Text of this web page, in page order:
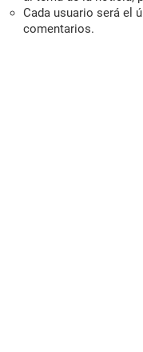
Cada usuario será el
comentarios.